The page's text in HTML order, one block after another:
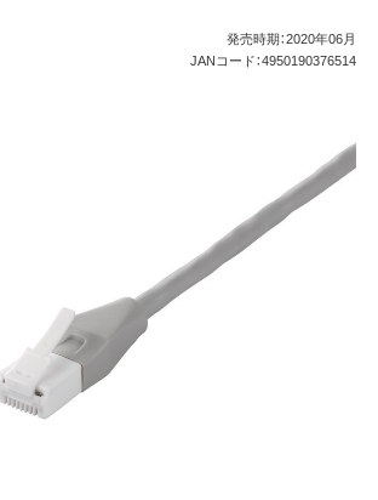
発売時期：2020年06月
JANコード：4950190376514